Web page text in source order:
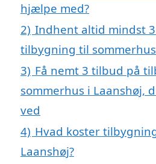
hjælpe med?
2) Indhent altid mindst
tilbygning til
3) Få nemt 3 tilbud på
sommerhus i Laanshøj,
ved
4) Hvad koster
Laanshøj?